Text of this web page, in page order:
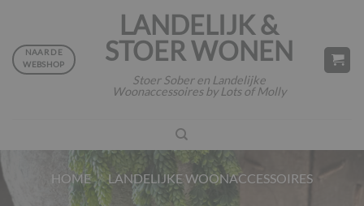
inhoud
LANDELIJK &
STOER WONEN
Stoer Sober en Landelijke
Woonaccessoires by Lots of Molly
NAAR DE
WEBSHOP
HOME / LANDELIJKE WOONACCESSOIRES